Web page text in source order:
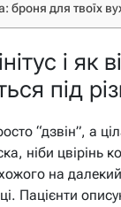
броня для твоїх
і як
під
“дзвін”, а
ніби цвірінь
на
Пацієнти